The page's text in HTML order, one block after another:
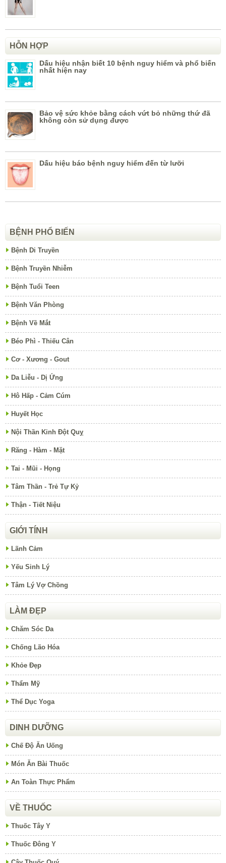
HỖN HỢP
Dấu hiệu nhận biết 10 bệnh nguy hiểm và phổ biến
nhất hiện nay
Bảo vệ sức khỏe bằng cách vứt bỏ những thứ đã
không còn sử dụng được
Dấu hiệu báo bệnh nguy hiểm đến từ lưỡi
BỆNH PHỔ BIẾN
Bệnh Di Truyền
Bệnh Truyền Nhiễm
Bệnh Tuổi Teen
Bệnh Văn Phòng
Bệnh Về Mắt
Béo Phì - Thiếu Cân
Cơ - Xương - Gout
Da Liễu - Dị Ứng
Hô Hấp - Cảm Cúm
Huyết Học
Nội Thần Kinh Đột Quỵ
Răng - Hàm - Mặt
Tai - Mũi - Họng
Tâm Thần - Trẻ Tự Kỷ
Thận - Tiết Niệu
GIỚI TÍNH
Lãnh Cảm
Yếu Sinh Lý
Tâm Lý Vợ Chồng
LÀM ĐẸP
Chăm Sóc Da
Chống Lão Hóa
Khỏe Đẹp
Thẩm Mỹ
Thể Dục Yoga
DINH DƯỠNG
Chế Độ Ăn Uống
Món Ăn Bài Thuốc
An Toàn Thực Phẩm
VỀ THUỐC
Thuốc Tây Y
Thuốc Đông Y